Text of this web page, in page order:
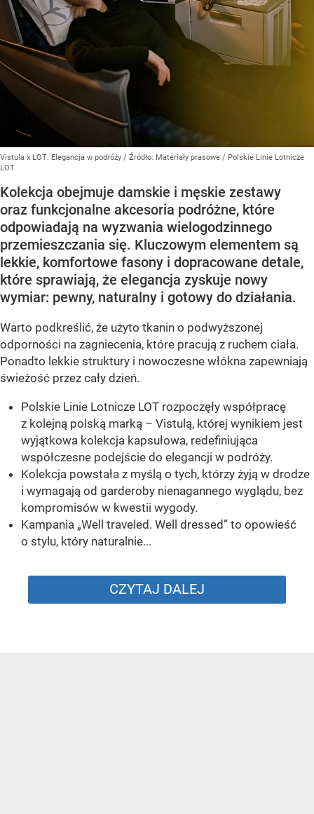
Vistula x LOT: Elegancja w podróży / Źródło: Materiały prasowe / Polskie Linie Lotnicze
LOT
Kolekcja obejmuje damskie i męskie zestawy
oraz funkcjonalne akcesoria podróżne, które
odpowiadają na wyzwania wielogodzinnego
przemieszczania się. Kluczowym elementem są
lekkie, komfortowe fasony i dopracowane detale,
które sprawiają, że elegancja zyskuje nowy
wymiar: pewny, naturalny i gotowy do działania.
Warto podkreślić, że użyto tkanin o podwyższonej
odporności na zagniecenia, które pracują z ruchem ciała.
Ponadto lekkie struktury i nowoczesne włókna zapewniają
świeżość przez cały dzień.
Polskie Linie Lotnicze LOT rozpoczęły współpracę
z kolejną polską marką – Vistulą, której wynikiem jest
wyjątkowa kolekcja kapsułowa, redefiniująca
współczesne podejście do elegancji w podróży.
Kolekcja powstała z myślą o tych, którzy żyją w drodze
i wymagają od garderoby nienagannego wyglądu, bez
kompromisów w kwestii wygody.
Kampania „Well traveled. Well dressed” to opowieść
o stylu, który naturalnie...
CZYTAJ DALEJ